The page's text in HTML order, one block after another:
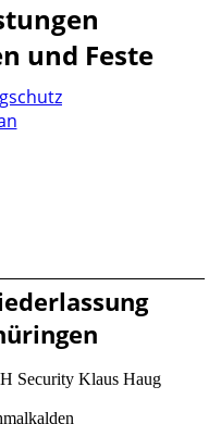
und Feste
Security Klaus Haug